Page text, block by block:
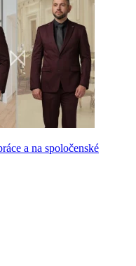
a na spoločenské